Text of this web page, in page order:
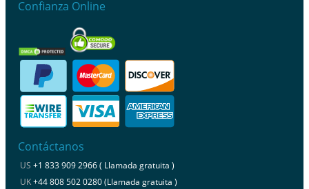
Confianza Online
Contáctanos
US +1 833 909 2966 ( Llamada gratuita )
UK+44 808 502 0280 (Llamada gratuita )